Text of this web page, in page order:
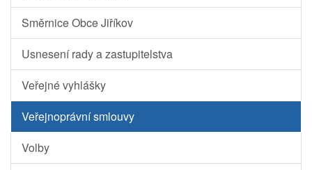
Směrnice Obce Jiříkov
Usnesení rady a zastupitelstva
Veřejné vyhlášky
Veřejnoprávní smlouvy
Volby